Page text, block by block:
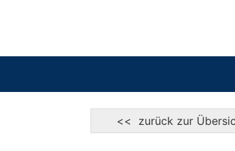
<< zurück zur